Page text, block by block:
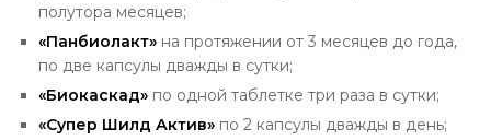
полутора месяцев;
«Панбиолакт» на протяжении от 3 месяцев до года,
по две капсулы дважды в сутки;
«Биокаскад» по одной таблетке три раза в сутки;
«Супер Шилд Актив» по 2 капсулы дважды в день;